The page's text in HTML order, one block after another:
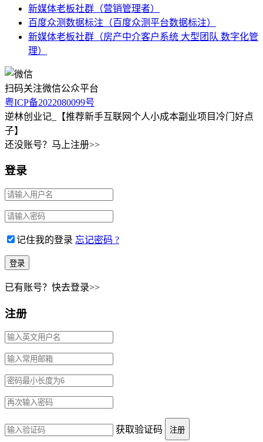
新媒体老板社群（营销管理者）
百度众测数据标注（百度众测平台数据标注）
新媒体老板社群（房产中介客户系统 大型团队 数字化管
理）
扫码关注微信公众平台
粤ICP备2022080099号
逆林创业记_【推荐新手互联网个人小成本副业项目冷门好点
子】
还没账号？马上注册>>
登录
记住我的登录 忘记密码 ?
已有账号？快去登录>>
注册
获取验证码